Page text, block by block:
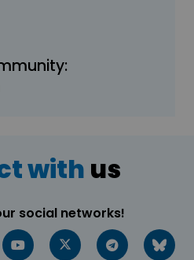
with us
social networks!